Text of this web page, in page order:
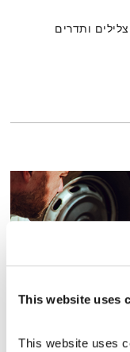
This website uses
This website uses
ותדרים